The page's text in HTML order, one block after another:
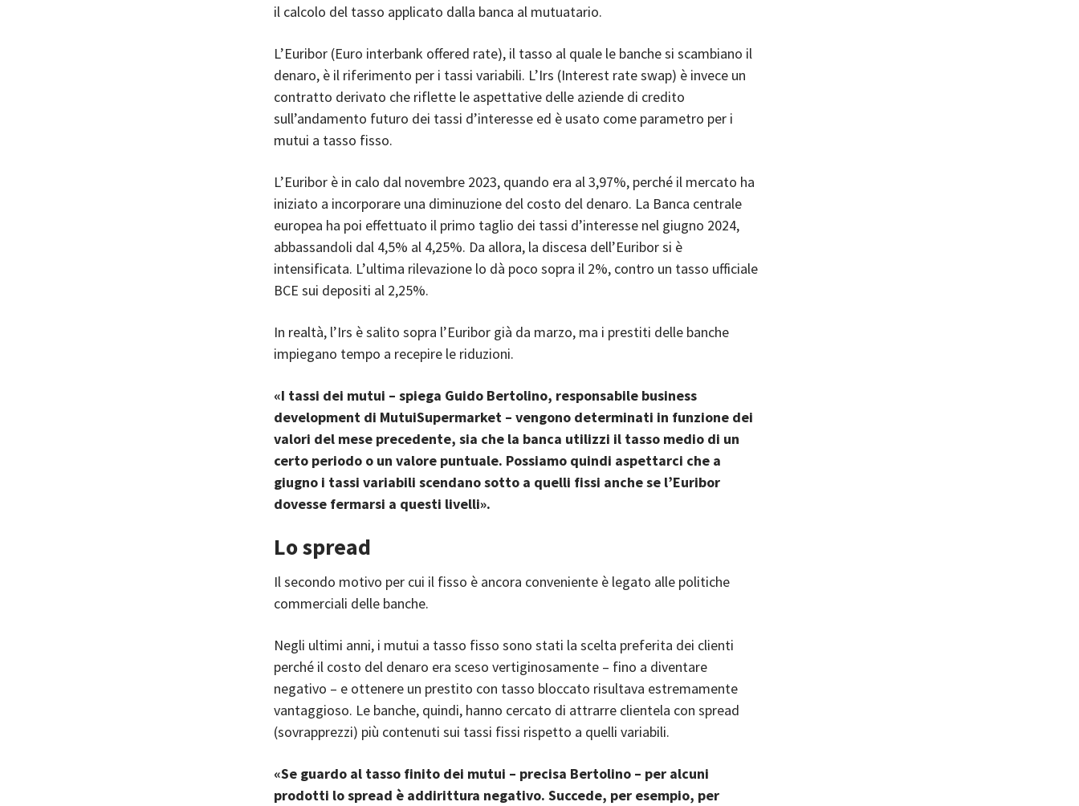
il calcolo del tasso applicato dalla banca al mutuatario.
L’Euribor (Euro interbank offered rate), il tasso al quale le banche si scambiano il
denaro, è il riferimento per i tassi variabili. L’Irs (Interest rate swap) è invece un
contratto derivato che riflette le aspettative delle aziende di credito
sull’andamento futuro dei tassi d’interesse ed è usato come parametro per i
mutui a tasso fisso.
L’Euribor è in calo dal novembre 2023, quando era al 3,97%, perché il mercato ha
iniziato a incorporare una diminuzione del costo del denaro. La Banca centrale
europea ha poi effettuato il primo taglio dei tassi d’interesse nel giugno 2024,
abbassandoli dal 4,5% al 4,25%. Da allora, la discesa dell’Euribor si è
intensificata. L’ultima rilevazione lo dà poco sopra il 2%, contro un tasso ufficiale
BCE sui depositi al 2,25%.
In realtà, l’Irs è salito sopra l’Euribor già da marzo, ma i prestiti delle banche
impiegano tempo a recepire le riduzioni.
«I tassi dei mutui – spiega Guido Bertolino, responsabile business
development di MutuiSupermarket – vengono determinati in funzione dei
valori del mese precedente, sia che la banca utilizzi il tasso medio di un
certo periodo o un valore puntuale. Possiamo quindi aspettarci che a
giugno i tassi variabili scendano sotto a quelli fissi anche se l’Euribor
dovesse fermarsi a questi livelli».
Lo spread
Il secondo motivo per cui il fisso è ancora conveniente è legato alle politiche
commerciali delle banche.
Negli ultimi anni, i mutui a tasso fisso sono stati la scelta preferita dei clienti
perché il costo del denaro era sceso vertiginosamente – fino a diventare
negativo – e ottenere un prestito con tasso bloccato risultava estremamente
vantaggioso. Le banche, quindi, hanno cercato di attrarre clientela con spread
(sovrapprezzi) più contenuti sui tassi fissi rispetto a quelli variabili.
«Se guardo al tasso finito dei mutui – precisa Bertolino – per alcuni
prodotti lo spread è addirittura negativo. Succede, per esempio, per